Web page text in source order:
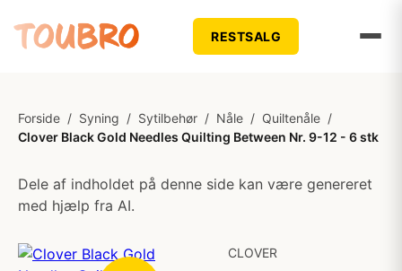
RESTSALG
Forside / Syning / Sytilbehør / Nåle / Quiltenåle /
Clover Black Gold Needles Quilting Between Nr. 9-12 - 6 stk
Dele af indholdet på denne side kan være genereret
med hjælp fra AI.
CLOVER